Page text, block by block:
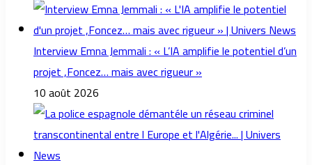
Interview Emna Jemmali : « L’IA amplifie le potentiel d’un
projet ,Foncez… mais avec rigueur »
10 août 2026